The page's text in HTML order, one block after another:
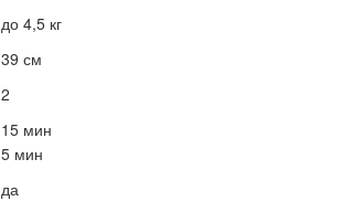
до 4,5 кг
39 см
2
15 мин
5 мин
да